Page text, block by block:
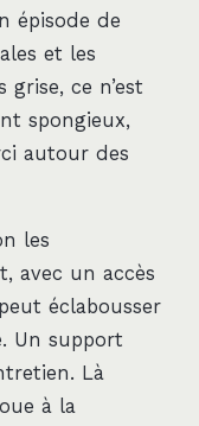
épisode de
et les
ce n’est
spongieux,
autour des
les
avec un accès
éclabousser
Un support
Là
à la